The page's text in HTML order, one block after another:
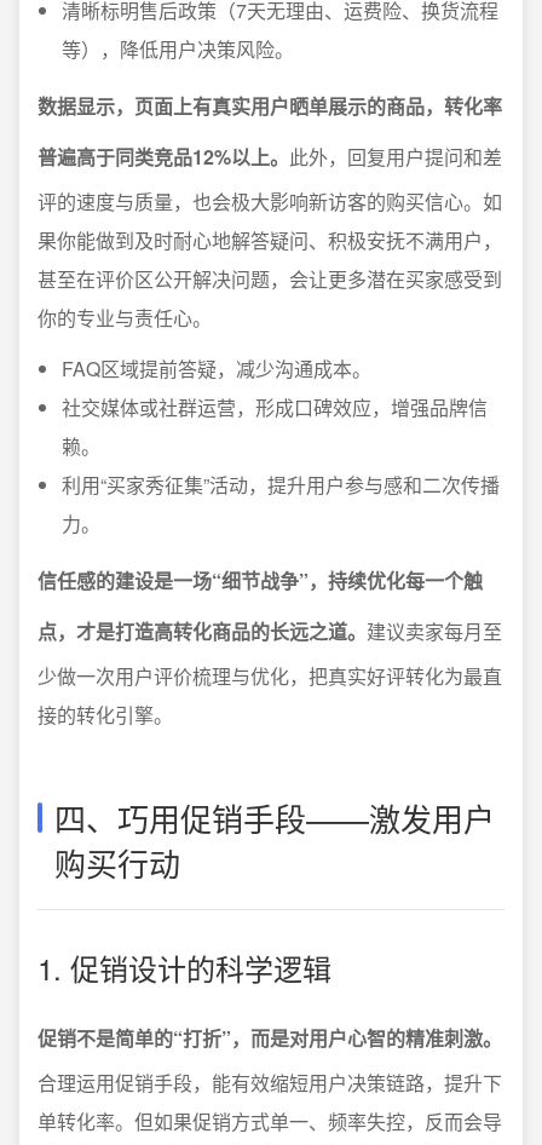
清晰标明售后政策（7天无理由、运费险、换货流程
等），降低用户决策风险。
数据显示，页面上有真实用户晒单展示的商品，转化率
普遍高于同类竞品12%以上。 此外，回复用户提问和差
评的速度与质量，也会极大影响新访客的购买信心。如
果你能做到及时耐心地解答疑问、积极安抚不满用户，
甚至在评价区公开解决问题，会让更多潜在买家感受到
你的专业与责任心。
FAQ区域提前答疑，减少沟通成本。
社交媒体或社群运营，形成口碑效应，增强品牌信
赖。
利用“买家秀征集”活动，提升用户参与感和二次传播
力。
信任感的建设是一场“细节战争”，持续优化每一个触
点，才是打造高转化商品的长远之道。 建议卖家每月至
少做一次用户评价梳理与优化，把真实好评转化为最直
接的转化引擎。
四、巧用促销手段——激发用户
购买行动
1. 促销设计的科学逻辑
促销不是简单的“打折”，而是对用户心智的精准刺激。
合理运用促销手段，能有效缩短用户决策链路，提升下
单转化率。但如果促销方式单一、频率失控，反而会导